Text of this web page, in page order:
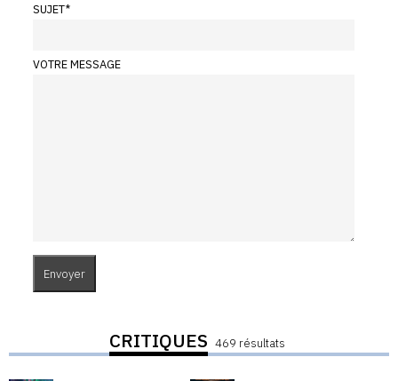
SUJET*
VOTRE MESSAGE
CRITIQUES 469 résultats